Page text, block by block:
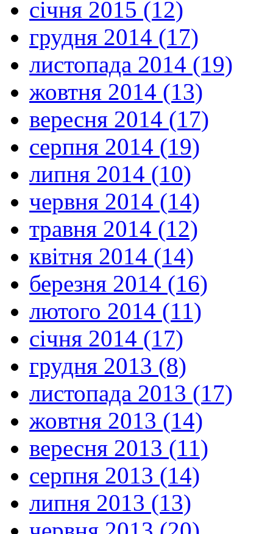
січня 2015 (12)
грудня 2014 (17)
листопада 2014 (19)
жовтня 2014 (13)
вересня 2014 (17)
серпня 2014 (19)
липня 2014 (10)
червня 2014 (14)
травня 2014 (12)
квітня 2014 (14)
березня 2014 (16)
лютого 2014 (11)
січня 2014 (17)
грудня 2013 (8)
листопада 2013 (17)
жовтня 2013 (14)
вересня 2013 (11)
серпня 2013 (14)
липня 2013 (13)